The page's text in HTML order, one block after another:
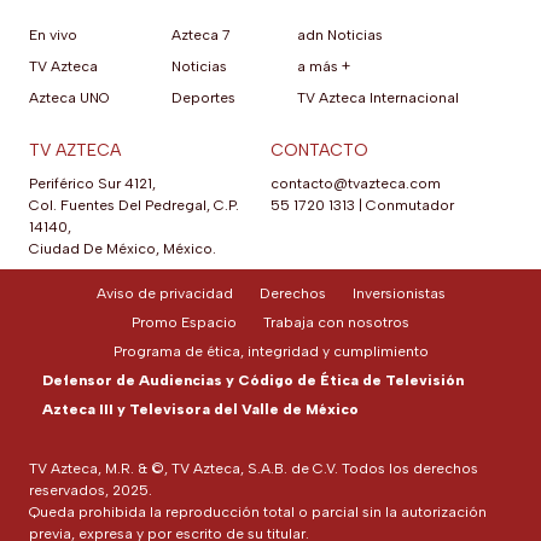
En vivo
TV Azteca
Azteca UNO
Azteca 7
Noticias
Deportes
adn Noticias
a más +
TV Azteca Internacional
TV AZTECA
Periférico Sur 4121,
Col. Fuentes Del Pedregal, C.P.
14140,
Ciudad De México, México.
CONTACTO
contacto@tvazteca.com
55 1720 1313
Conmutador
TV Azteca, M.R. & ©, TV Azteca, S.A.B. de C.V. Todos los derechos
reservados, 2025.
Queda prohibida la reproducción total o parcial sin la autorización
previa, expresa y por escrito de su titular.
Aviso de privacidad Derechos
Inversionistas
Promo Espacio
Trabaja con nosotros
Programa de ética, integridad y cumplimiento
Defensor de Audiencias y Código de Ética de Televisión
Azteca III y Televisora del Valle de México